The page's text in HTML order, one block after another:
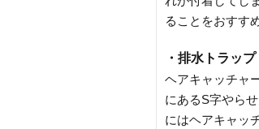
ることをおすす
・排水トラップ
ヘアキャッチャ
にあるS字やら
にはヘアキャッ